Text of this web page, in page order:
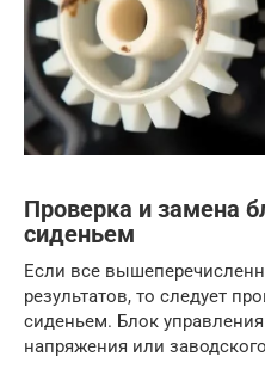
Проверка и замена
сиденьем
Если все
результатов, то следует
сиденьем. Блок
напряжения или